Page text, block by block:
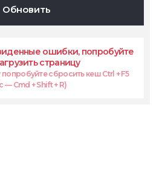
Обновить
ошибки, попробуйте
страницу
сбросить кеш Ctrl + F5
— Cmd + Shift + R)